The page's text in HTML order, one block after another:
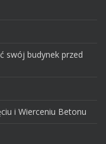
swój budynek przed
i Wierceniu Betonu